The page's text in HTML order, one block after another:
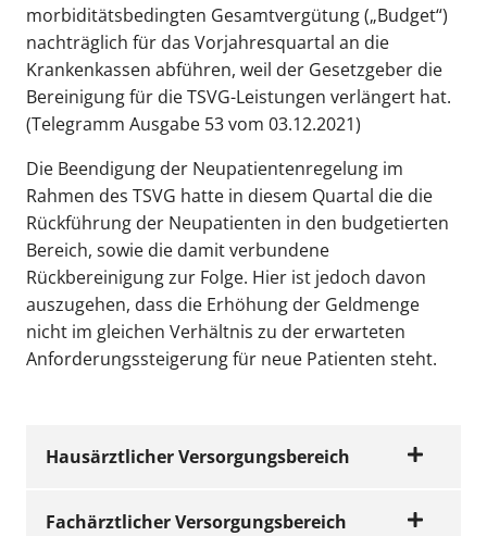
morbiditätsbedingten Gesamtvergütung („Budget“)
nachträglich für das Vorjahresquartal an die
Krankenkassen abführen, weil der Gesetzgeber die
Bereinigung für die TSVG-Leistungen verlängert hat.
(Telegramm Ausgabe 53 vom 03.12.2021)
Die Beendigung der Neupatientenregelung im
Rahmen des TSVG hatte in diesem Quartal die die
Rückführung der Neupatienten in den budgetierten
Bereich, sowie die damit verbundene
Rückbereinigung zur Folge. Hier ist jedoch davon
auszugehen, dass die Erhöhung der Geldmenge
nicht im gleichen Verhältnis zu der erwarteten
Anforderungssteigerung für neue Patienten steht.
Hausärztlicher Versorgungsbereich
Fachärztlicher Versorgungsbereich